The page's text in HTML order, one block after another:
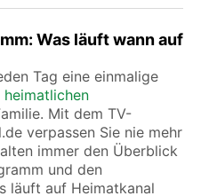
Was läuft wann auf
Tag eine einmalige
heimatlichen
Mit dem TV-
verpassen Sie nie mehr
immer den Überblick
und den
läuft auf Heimatkanal